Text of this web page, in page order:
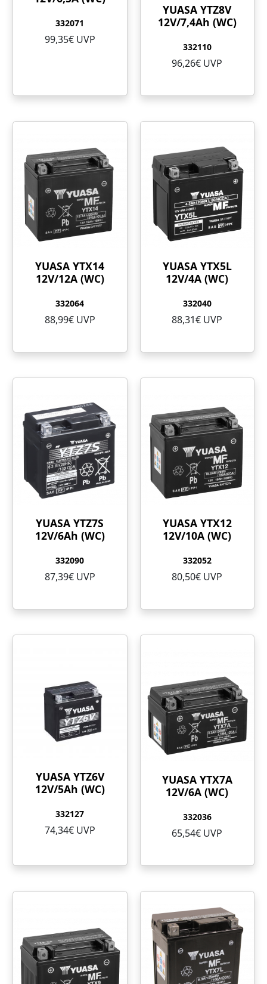
332071
99,35€ UVP
YUASA YTZ8V
12V/7,4Ah (WC)
332110
96,26€ UVP
YUASA YTX14
12V/12A (WC)
332064
88,99€ UVP
YUASA YTX5L
12V/4A (WC)
332040
88,31€ UVP
YUASA YTZ7S
12V/6Ah (WC)
332090
87,39€ UVP
YUASA YTX12
12V/10A (WC)
332052
80,50€ UVP
YUASA YTZ6V
12V/5Ah (WC)
332127
74,34€ UVP
YUASA YTX7A
12V/6A (WC)
332036
65,54€ UVP